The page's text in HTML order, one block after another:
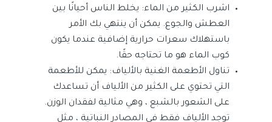
اشرب الكثير من الماء: يخلط الناس أحيانًا بين
العطش والجوع. يمكن أن ينتهي بك الأمر
باستهلاك سعرات حرارية إضافية عندما يكون
كوب الماء هو ما تحتاجه حقًا.
تناول الأطعمة الغنية بالألياف: يمكن للأطعمة
التي تحتوي على الكثير من الألياف أن تساعدك
على الشعور بالشبع ، وهي مثالية لفقدان الوزن.
توجد الألياف فقط في المصادر النباتية ، مثل